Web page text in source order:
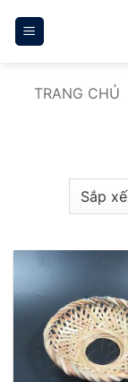
qua
TRANG CHỦ